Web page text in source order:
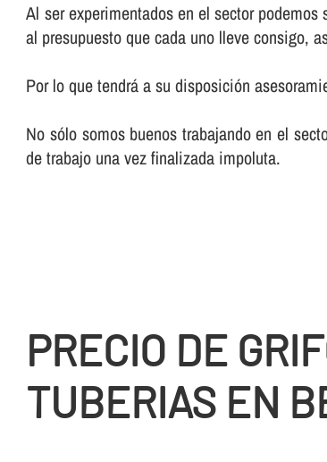
Al ser experimentados en el sector
al presupuesto que cada uno lleve consigo,
Por lo que tendrá a su disposición
No sólo somos buenos trabajando en el
de trabajo una vez finalizada impoluta.
PRECIO DE
TUBERIAS EN